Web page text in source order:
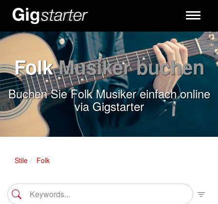
Toggle
FolkMusiker buchen
Buchen Sie Folk Musiker einfach online
via Gigstarter
Stile Folk